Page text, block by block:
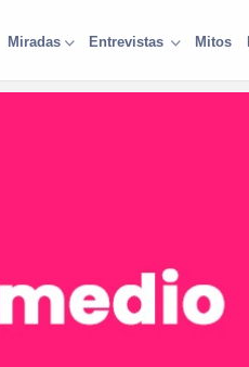
Miradas Entrevistas Mitos